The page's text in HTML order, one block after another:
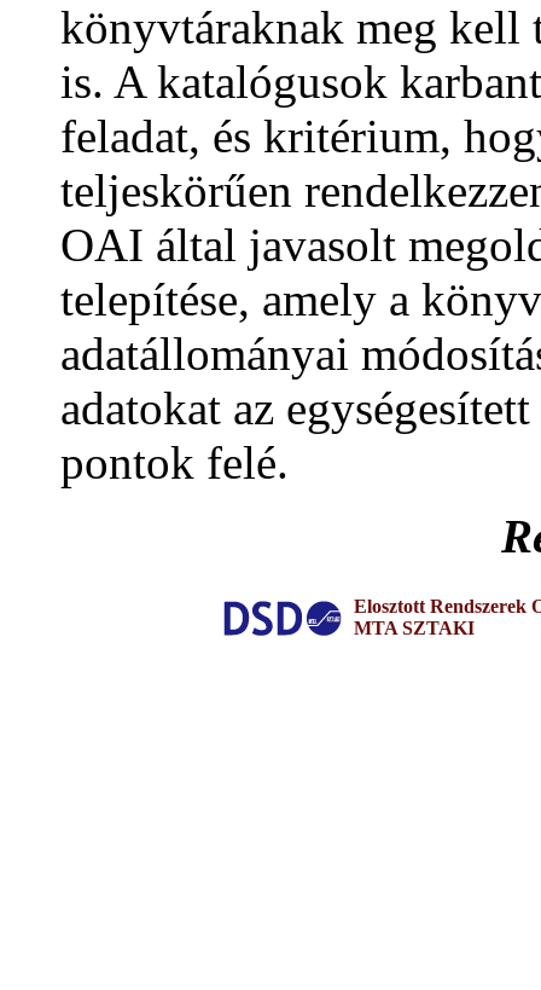
könyvtáraknak meg kell
is. A katalógusok
feladat, és kritérium,
teljeskörűen
OAI által javasolt
telepítése, amely a
adatállományai
adatokat az
pontok felé.
Elosztott Rendszerek
MTA SZTAKI